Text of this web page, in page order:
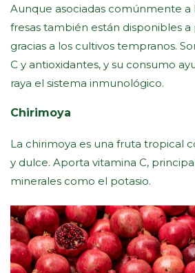
Aunque asociadas comúnmente a
fresas también están disponibles
gracias a los cultivos tempranos.
C y antioxidantes, y su consumo
raya el sistema inmunológico.
Chirimoya
La chirimoya es una fruta tropical
y dulce. Aporta vitamina C,
minerales como el potasio.